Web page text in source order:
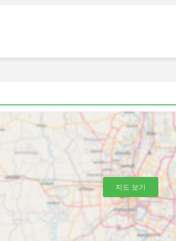
사항에 맞게 여행을 거의 맞춤화할 수 있
이 있는 버스 또는 VIP 버스는 장거리 및
스 등급을 현명하게 선택하세요. 가격은
, 일반 버스로 여행하는 데 소요되는 시간
구입하는 것이 좋습니다.
니다. 버스 네트워크는 종종 거의 전국을 포괄
버스 정류장에 미리 도착할 필요가 없습니다.
한도는 일반적으로 매우 여행자 친화적이며 한
그리 높지 않습니다.
다. 여행자들은 다양한 예산의 좌석을 선택할
지도 보기